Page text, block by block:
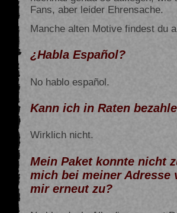
Fans, aber leider Ehrensache.
Manche alten Motive findest du
¿Habla Español?
No hablo español.
Kann ich in Raten
Wirklich nicht.
Mein Paket konnte nicht
mich bei meiner Adresse
mir erneut zu?